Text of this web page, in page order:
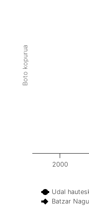
Boto kopurua
Udal
Batzar
2000